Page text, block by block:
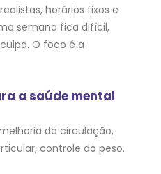
horários fixos e
semana fica difícil,
O foco é a
a saúde mental
da circulação,
controle do peso.